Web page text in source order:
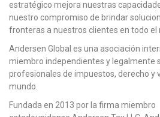
estratégico mejora nuestras
nuestro compromiso de brindar
fronteras a nuestros clientes en todo el
Andersen Global es una asociación
miembro independientes y legalmente
profesionales de impuestos, derecho y
mundo.
Fundada en 2013 por la firma miembro